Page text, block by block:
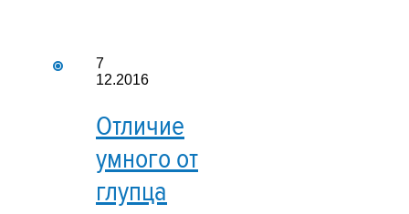
7
12.2016
Отличие
умного от
глупца